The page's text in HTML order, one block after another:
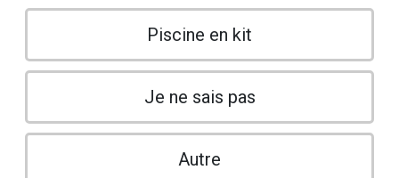
Piscine en kit
Je ne sais pas
Autre